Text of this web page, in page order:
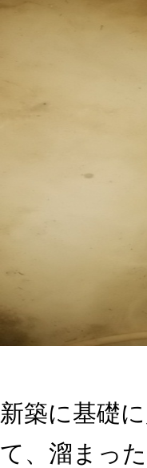
新築に基礎
て、溜まっ